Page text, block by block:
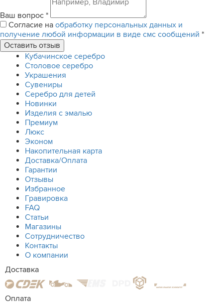
Ваш вопрос *
Согласие на обработку персональных данных и
получение любой информации в виде смс сообщений *
Кубачинское серебро
Столовое серебро
Украшения
Сувениры
Серебро для детей
Новинки
Изделия с эмалью
Премиум
Люкс
Эконом
Накопительная карта
Доставка/Оплата
Гарантии
Отзывы
Избранное
Гравировка
FAQ
Статьи
Магазины
Сотрудничество
Контакты
О компании
Доставка
Оплата